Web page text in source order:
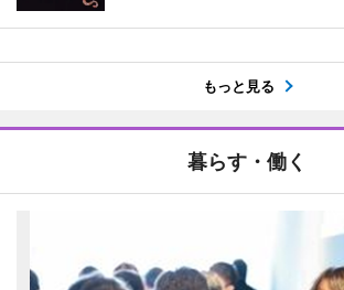
もっと見る
暮らす・働く